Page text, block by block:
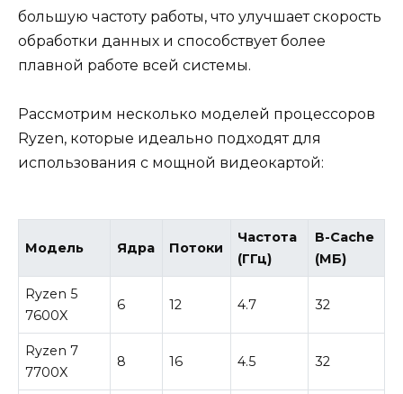
большую частоту работы, что улучшает скорость
обработки данных и способствует более
плавной работе всей системы.
Рассмотрим несколько моделей процессоров
Ryzen, которые идеально подходят для
использования с мощной видеокартой:
Модель Ядра Потоки
Частота
(ГГц)
В-Cache
(МБ)
Ryzen 5
7600X
6 12 4.7 32
Ryzen 7
7700X
8 16 4.5 32